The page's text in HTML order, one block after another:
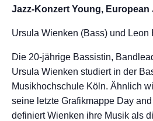
Jazz-Konzert Young, European
Ursula Wienken (Bass) und Leon
Die 20-jährige Bassistin,
Ursula Wienken studiert in der
Musikhochschule Köln. Ähnlich
seine letzte Grafikmappe Day
definiert Wienken ihre Musik als